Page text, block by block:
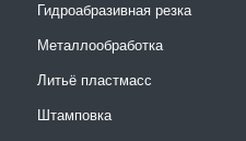
Гидроабразивная резка
Металлообработка
Литьё пластмасс
Штамповка